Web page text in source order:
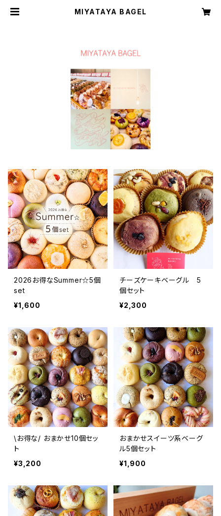
MIYATAYA BAGEL
2026お得なSummer☆5個
set
¥1,600
チーズケーキベーグル 5
個セット
¥2,300
\お得な/ おまかせ10個セッ
ト
¥3,200
おまかせスイーツ系ベーグ
ル5個セット
¥1,900